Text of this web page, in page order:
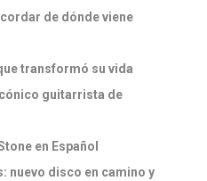
de dónde viene
transformó su vida
guitarrista de
en Español
nuevo disco en camino y